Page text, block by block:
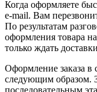
Когда оформляете
e-mail. Вам
По результатам
оформления товара
только ждать
Оформление заказа в
следующим образом.
последовательным